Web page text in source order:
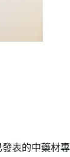
表的中藥材